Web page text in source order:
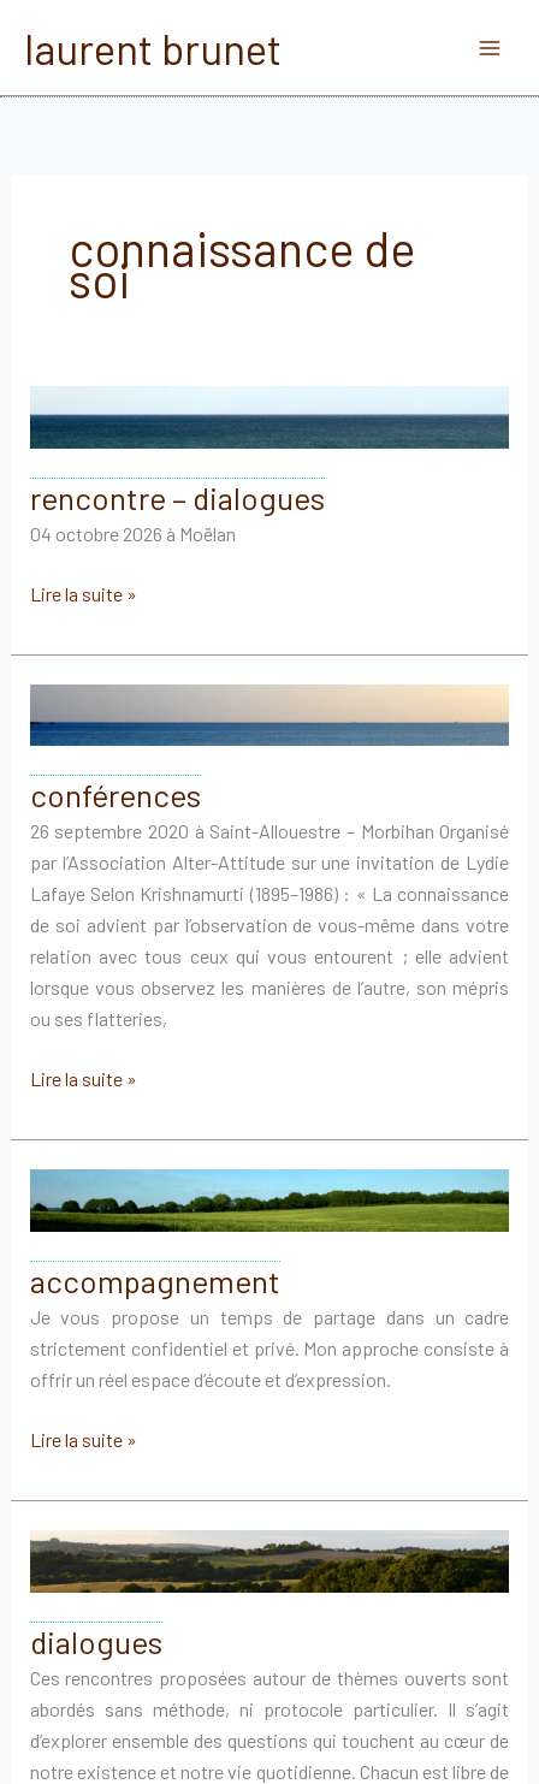
laurent brunet
connaissance de
soi
rencontre – dialogues
04 octobre 2026 à Moëlan
rencontre
dialogues
Lire la suite »
conférences
26 septembre 2020 à Saint-Allouestre – Morbihan Organisé
par l’Association Alter-Attitude sur une invitation de Lydie
Lafaye Selon Krishnamurti (1895–1986) : « La connaissance
de soi advient par l’observation de vous-même dans votre
relation avec tous ceux qui vous entourent ; elle advient
lorsque vous observez les manières de l’autre, son mépris
ou ses flatteries,
conférences
Lire la suite »
accompagnement
Je vous propose un temps de partage dans un cadre
strictement confidentiel et privé. Mon approche consiste à
offrir un réel espace d’écoute et d’expression.
accompagnement
Lire la suite »
dialogues
Ces rencontres proposées autour de thèmes ouverts sont
abordés sans méthode, ni protocole particulier. Il s’agit
d’explorer ensemble des questions qui touchent au cœur de
notre existence et notre vie quotidienne. Chacun est libre de